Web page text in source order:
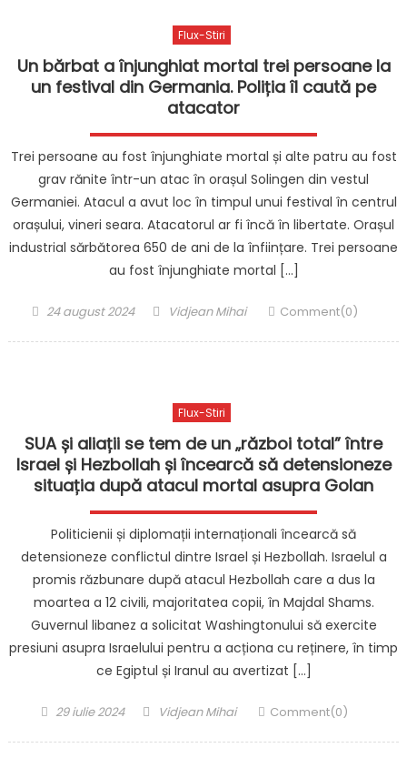
Flux-Stiri
Un bărbat a înjunghiat mortal trei persoane la
un festival din Germania. Poliția îl caută pe
atacator
Trei persoane au fost înjunghiate mortal și alte patru au fost
grav rănite într-un atac în orașul Solingen din vestul
Germaniei. Atacul a avut loc în timpul unui festival în centrul
orașului, vineri seara. Atacatorul ar fi încă în libertate. Orașul
industrial sărbătorea 650 de ani de la înființare. Trei persoane
au fost înjunghiate mortal […]
Posted
24 august 2024 Author
Vidjean Mihai Comment(0)
Flux-Stiri
SUA și aliații se tem de un „război total” între
Israel și Hezbollah și încearcă să detensioneze
situația după atacul mortal asupra Golan
Politicienii și diplomații internaționali încearcă să
detensioneze conflictul dintre Israel și Hezbollah. Israelul a
promis răzbunare după atacul Hezbollah care a dus la
moartea a 12 civili, majoritatea copii, în Majdal Shams.
Guvernul libanez a solicitat Washingtonului să exercite
presiuni asupra Israelului pentru a acționa cu reținere, în timp
ce Egiptul și Iranul au avertizat […]
Posted
29 iulie 2024 Author
Vidjean Mihai Comment(0)